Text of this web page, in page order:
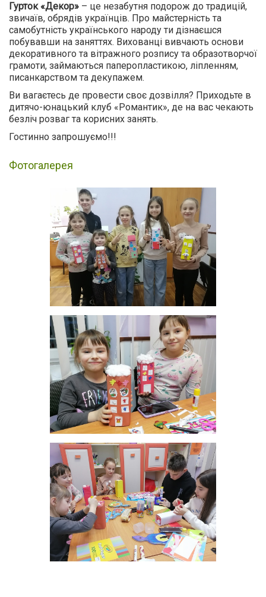
Гурток «Декор» – це незабутня подорож до традицій,
звичаїв, обрядів українців. Про майстерність та
самобутність українського народу ти дізнаєшся
побувавши на заняттях. Вихованці вивчають основи
декоративного та вітражного розпису та образотворчої
грамоти, займаються паперопластикою, ліпленням,
писанкарством та декупажем.
Ви вагаєтесь де провести своє дозвілля? Приходьте в
дитячо-юнацький клуб «Романтик», де на вас чекають
безліч розваг та корисних занять.
Гостинно запрошуємо!!!
Фотогалерея